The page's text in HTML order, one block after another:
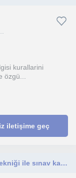
kurallarini
iletişime geç
Sınav kaygısı yaşayan öğrencilerle HYT tekniği ile sınav kaygısını azaltarak, süreci daha devam edilebilir oranda destekliyorum